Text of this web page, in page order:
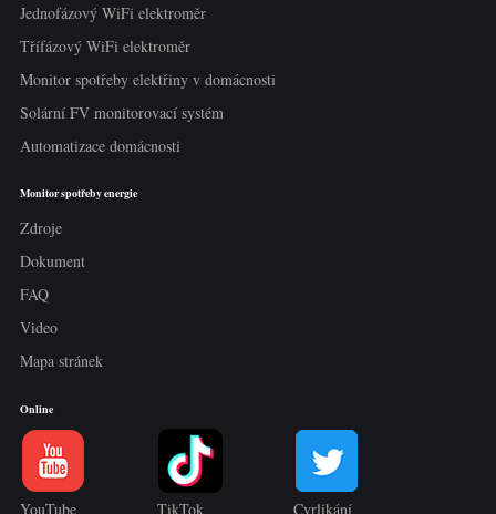
Jednofázový WiFi elektroměr
Třífázový WiFi elektroměr
Monitor spotřeby elektřiny v domácnosti
Solární FV monitorovací systém
Automatizace domácnosti
Monitor spotřeby energie
Zdroje
Dokument
FAQ
Video
Mapa stránek
Online
YouTube TikTok Cvrlikání